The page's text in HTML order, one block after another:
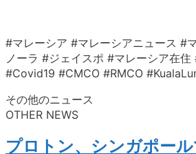
#マレーシア #マレーシアニュース #
ノーラ #ジェイスポ #マレーシア在
#Covid19 #CMCO #RMCO
その他のニュース
OTHER NEWS
プロトン、シンガポー